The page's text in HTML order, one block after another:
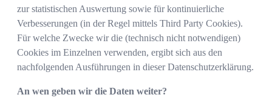
zur statistischen Auswertung sowie für kontinuierliche
Verbesserungen (in der Regel mittels Third Party Cookies).
Für welche Zwecke wir die (technisch nicht notwendigen)
Cookies im Einzelnen verwenden, ergibt sich aus den
nachfolgenden Ausführungen in dieser Datenschutzerklärung.
An wen geben wir die Daten weiter?